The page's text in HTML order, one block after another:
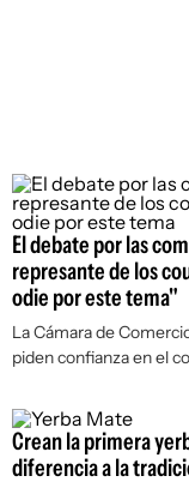
El debate por las
represante de los
odie por este tema"
La Cámara de
piden confianza en el
Crean la primera
diferencia a la